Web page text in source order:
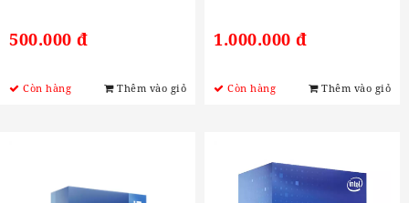
500.000 đ
Còn hàng Thêm vào giỏ
1.000.000 đ
Còn hàng Thêm vào giỏ